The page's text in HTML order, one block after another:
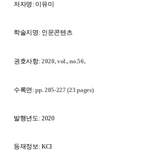
저자명: 이유미
학술지명: 인문콘텐츠
권호사항:2020, vol., no.56,
수록면:pp. 205-227 (23 pages)
발행년도: 2020
등재정보: KCI